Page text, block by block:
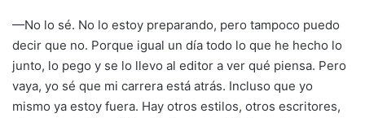
—No lo sé. No lo estoy preparando, pero tampoco puedo
decir que no. Porque igual un día todo lo que he hecho lo
junto, lo pego y se lo llevo al editor a ver qué piensa. Pero
vaya, yo sé que mi carrera está atrás. Incluso que yo
mismo ya estoy fuera. Hay otros estilos, otros escritores,